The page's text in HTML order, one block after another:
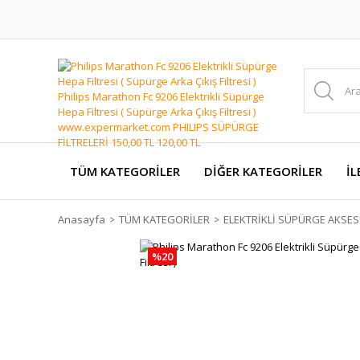
TÜM KATEGORİLER DİĞER KATEGORİLER
Anasayfa TÜM KATEGORİLER ELEKTRİKLİ SÜPÜRGE
%20